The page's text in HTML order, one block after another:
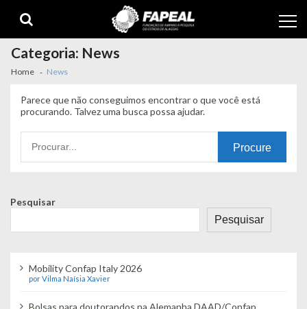
navigation
content
Categoria: News
Home News
Parece que não conseguimos encontrar o que você está
procurando. Talvez uma busca possa ajudar.
por:
Pesquisar
Pesquisar
Mobility Confap Italy 2026
por Vilma Naísia Xavier
Bolsas para doutorandos na Alemanha DAAD/Confap